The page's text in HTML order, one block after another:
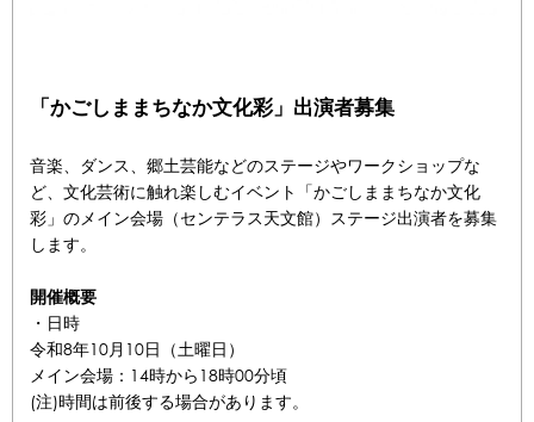
「かごしままちなか文化彩」出演者募集
音楽、ダンス、郷土芸能などのステージやワークショップな
ど、文化芸術に触れ楽しむイベント「かごしままちなか文化
彩」のメイン会場（センテラス天文館）ステージ出演者を募集
します。
開催概要
・日時
令和8年10月10日（土曜日）
メイン会場：14時から18時00分頃
(注)時間は前後する場合があります。